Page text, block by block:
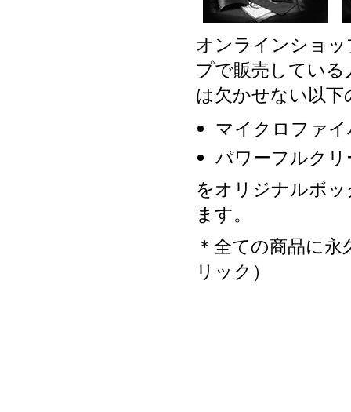
オンラインショ
プで販売してい
は欠かせない以
マイクロファ
パワーフルク
をオリジナルボ
ます。
＊全ての商品に
リック）